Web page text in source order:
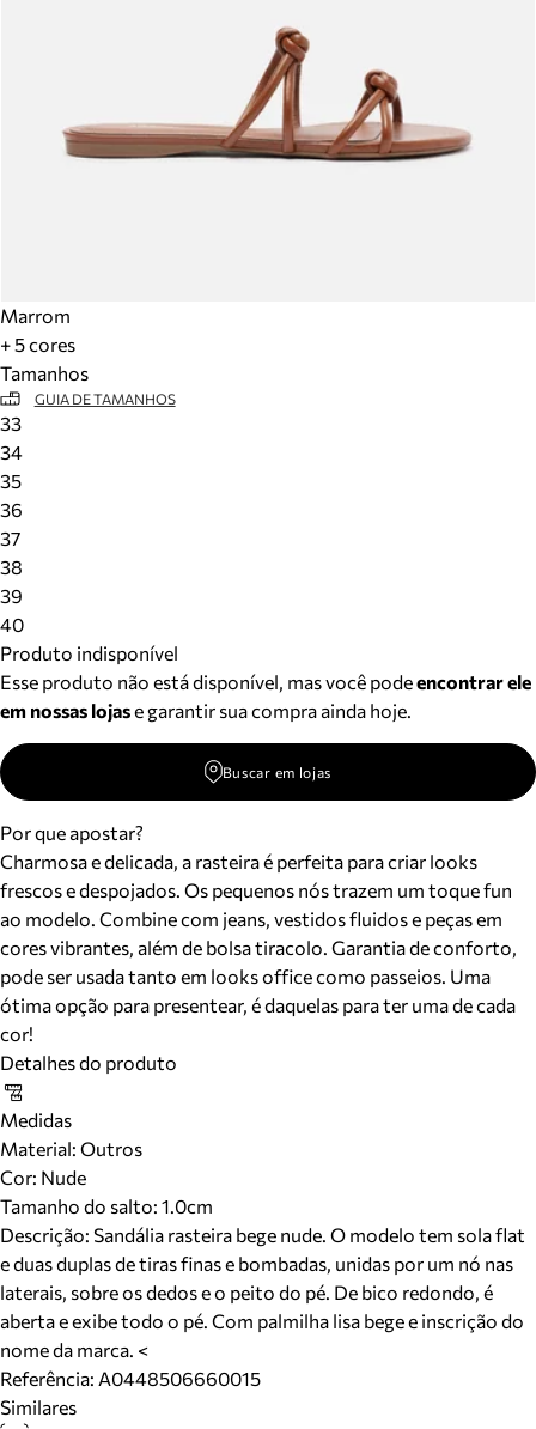
Marrom
+ 5 cores
Tamanhos
GUIA DE TAMANHOS
33
34
35
36
37
38
39
40
Produto indisponível
Esse produto não está disponível, mas você podeencontrar ele
em nossas lojase garantir sua compra ainda hoje.
Buscar em lojas
Por que apostar?
Charmosa e delicada, a rasteira é perfeita para criar looks
frescos e despojados. Os pequenos nós trazem um toque fun
ao modelo. Combine com jeans, vestidos fluidos e peças em
cores vibrantes, além de bolsa tiracolo. Garantia de conforto,
pode ser usada tanto em looks office como passeios. Uma
ótima opção para presentear, é daquelas para ter uma de cada
cor!
Detalhes do produto
Medidas
Material: Outros
Cor: Nude
Tamanho do salto: 1.0cm
Descrição: Sandália rasteira bege nude. O modelo tem sola flat
e duas duplas de tiras finas e bombadas, unidas por um nó nas
laterais, sobre os dedos e o peito do pé. De bico redondo, é
aberta e exibe todo o pé. Com palmilha lisa bege e inscrição do
nome da marca. <
Referência: A0448506660015
Similares